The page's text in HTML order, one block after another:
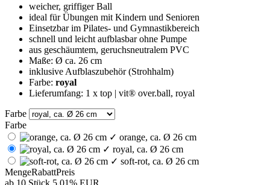
weicher, griffiger Ball
ideal für Übungen mit Kindern und Senioren
Einsetzbar im Pilates- und Gymnastikbereich
schnell und leicht aufblasbar ohne Pumpe
aus geschäumtem, geruchsneutralem PVC
Maße: Ø ca. 26 cm
inklusive Aufblaszubehör (Strohhalm)
Farbe: royal
Lieferumfang: 1 x top | vit® over.ball, royal
Farbe
Farbe
✓ orange, ca. Ø 26 cm
✓ royal, ca. Ø 26 cm
✓ soft-rot, ca. Ø 26 cm
MengeRabattPreis
ab 10 Stück 5.01% EUR